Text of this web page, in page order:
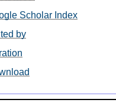
Scholar Index
by